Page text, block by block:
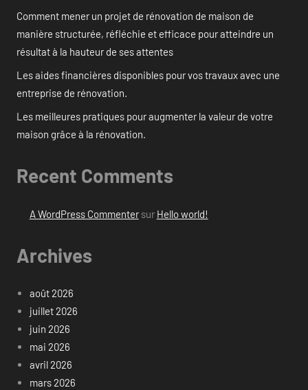
Comment mener un projet de rénovation de maison de
manière structurée, réfléchie et efficace pour atteindre un
résultat à la hauteur de ses attentes
Les aides financières disponibles pour vos travaux avec une
entreprise de rénovation.
Les meilleures pratiques pour augmenter la valeur de votre
maison grâce à la rénovation.
Recent Comments
A WordPress Commentersur Hello world!
Archives
août 2026
juillet 2026
juin 2026
mai 2026
avril 2026
mars 2026